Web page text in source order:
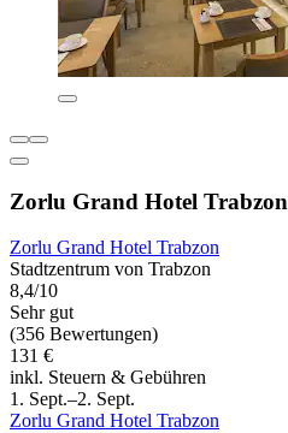
Zorlu Grand Hotel Trabzon
Zorlu Grand Hotel Trabzon
Stadtzentrum von Trabzon
8,4/10
Sehr gut
(356 Bewertungen)
131 €
inkl. Steuern & Gebühren
1. Sept.–2. Sept.
Zorlu Grand Hotel Trabzon